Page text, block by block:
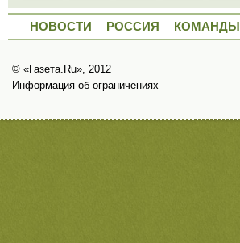
НОВОСТИ РОССИЯ КОМАНДЫ
© «Газета.Ru», 2012
Информация об ограничениях